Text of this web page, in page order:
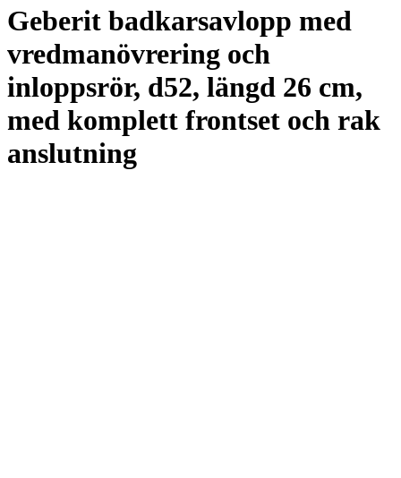
Geberit badkarsavlopp med
vredmanövrering och
inloppsrör, d52, längd 26 cm,
med komplett frontset och rak
anslutning